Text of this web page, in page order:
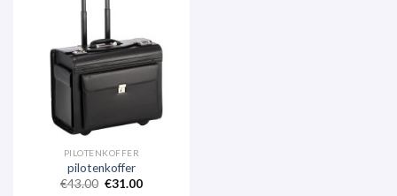
PILOTENKOFFER
pilotenkoffer
€43.00 €31.00